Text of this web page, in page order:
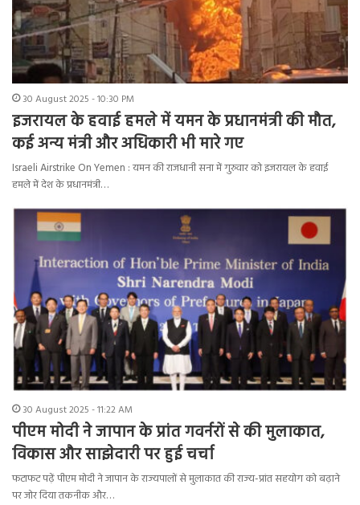
30 August 2025 - 10:30 PM
इजरायल के हवाई हमले में यमन के प्रधानमंत्री की मौत,
कई अन्य मंत्री और अधिकारी भी मारे गए
Israeli Airstrike On Yemen : यमन की राजधानी सना में गुरुवार को इजरायल के हवाई
हमले में देश के प्रधानमंत्री…
30 August 2025 - 11:22 AM
पीएम मोदी ने जापान के प्रांत गवर्नरों से की मुलाकात,
विकास और साझेदारी पर हुई चर्चा
फटाफट पढ़ें पीएम मोदी ने जापान के राज्यपालों से मुलाकात की राज्य-प्रांत सहयोग को बढ़ाने
पर जोर दिया तकनीक और…